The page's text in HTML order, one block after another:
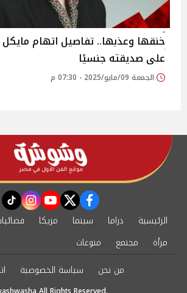
خنقها وعذبها.. تفاصيل اتهام مايكل
على صديقته جنسيًا
الجمعة 09/مايو/2025 - 07:30 م
facebook
twitter
youtube
الرئيسية دراما سينما مزيكا
مرأة
مجتمع
منوعات
من نحن
سياسة الخصوصية